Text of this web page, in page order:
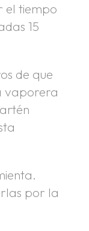
el tiempo
15
de que
vaporera
por la